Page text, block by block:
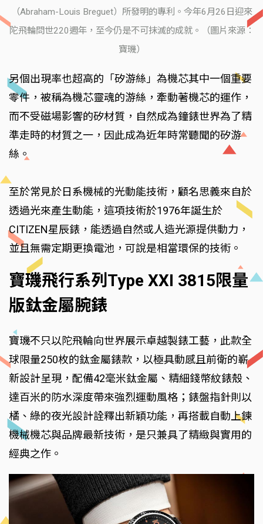
（Abraham-Louis Breguet）所發明的專利。今年6月26日迎來
陀飛輪問世220週年，至今仍是不可抹滅的成就。（圖片來源：
寶璣）
另個出現率也超高的「矽游絲」為機芯其中一個重要
零件，被稱為機芯靈魂的游絲，牽動著機芯的運作，
而不受磁場影響的矽材質，自然成為鐘錶世界為了精
準走時的材質之一，因此成為近年時常聽聞的矽游
絲。
至於常見於日系機械的光動能技術，顧名思義來自於
透過光來產生動能，這項技術於1976年誕生於
CITIZEN星辰錶，能透過自然或人造光源提供動力，
並且無需定期更換電池，可說是相當環保的技術。
寶璣飛行系列Type XXI 3815限量
版鈦金屬腕錶
寶璣不只以陀飛輪向世界展示卓越製錶工藝，此款全
球限量250枚的鈦金屬錶款，以極具動感且前衛的嶄
新設計呈現，配備42毫米鈦金屬、精細錢幣紋錶殼、
達百米的防水深度帶來強烈運動風格；錶盤指針則以
橘、綠的夜光設計詮釋出新穎功能，再搭載自動上鍊
機械機芯與品牌最新技術，是只兼具了精緻與實用的
經典之作。